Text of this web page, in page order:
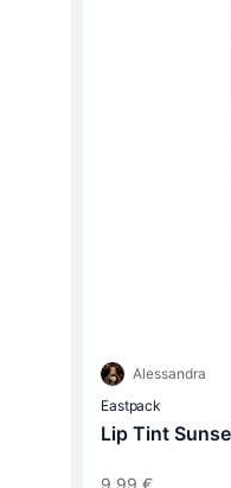
Alessandra
Eastpack
Lip Tint
9,99 €